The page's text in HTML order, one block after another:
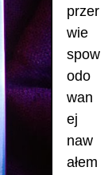
przer
wie
spow
odo
wan
ej
naw
ałem